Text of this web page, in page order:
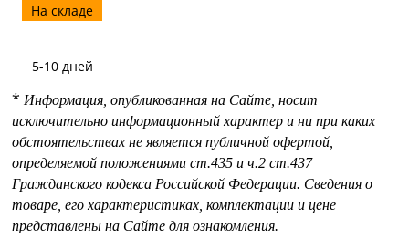
На складе
5-10 дней
* Информация, опубликованная на Сайте, носит
исключительно информационный характер и ни при каких
обстоятельствах не является публичной офертой,
определяемой положениями ст.435 и ч.2 ст.437
Гражданского кодекса Российской Федерации. Сведения о
товаре, его характеристиках, комплектации и цене
представлены на Сайте для ознакомления.